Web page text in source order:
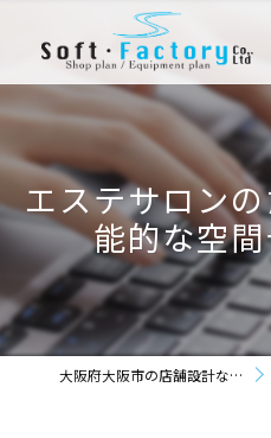
エステサロン
能的な空
大阪府大阪市の店舗設計なら株式会社ソフト・ファクトリー